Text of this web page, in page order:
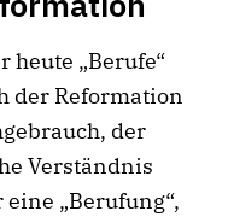
heute „Berufe“
der Reformation
der
Verständnis
„Berufung“,